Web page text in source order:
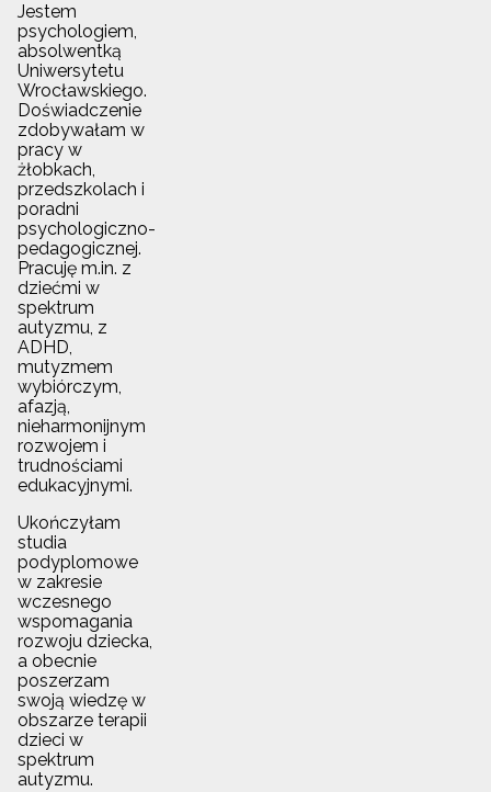
Jestem
psychologiem,
absolwentką
Uniwersytetu
Wrocławskiego.
Doświadczenie
zdobywałam w
pracy w
żłobkach,
przedszkolach i
poradni
psychologiczno-
pedagogicznej.
Pracuję m.in. z
dziećmi w
spektrum
autyzmu, z
ADHD,
mutyzmem
wybiórczym,
afazją,
nieharmonijnym
rozwojem i
trudnościami
edukacyjnymi.
Ukończyłam
studia
podyplomowe
w zakresie
wczesnego
wspomagania
rozwoju dziecka,
a obecnie
poszerzam
swoją wiedzę w
obszarze terapii
dzieci w
spektrum
autyzmu.